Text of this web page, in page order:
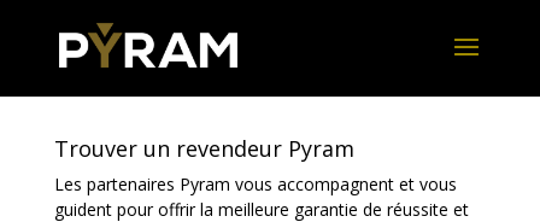
Trouver un revendeur Pyram
Les partenaires Pyram vous accompagnent et vous
guident pour offrir la meilleure garantie de réussite et